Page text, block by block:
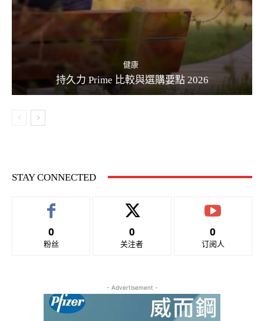
健康
持久力 Prime 比較與選購要點 2026
STAY CONNECTED
0
粉丝
0
关注者
0
订阅人
- Advertisement -